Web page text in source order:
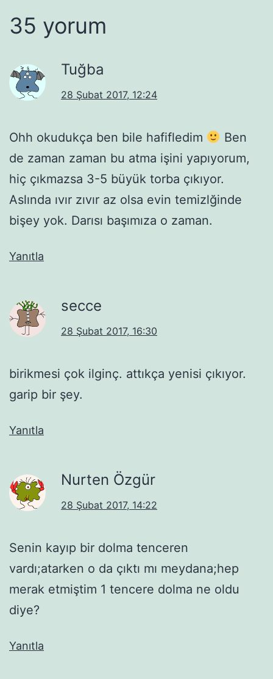
35 yorum
Tuğba
28 Şubat 2017, 12:24
Ohh okudukça ben bile hafifledim
Ben
de zaman zaman bu atma işini yapıyorum,
hiç çıkmazsa 3-5 büyük torba çıkıyor.
Aslında ıvır zıvır az olsa evin temizlğinde
bişey yok. Darısı başımıza o zaman.
Yanıtla
secce
28 Şubat 2017, 16:30
birikmesi çok ilginç. attıkça yenisi çıkıyor.
garip bir şey.
Yanıtla
Nurten Özgür
28 Şubat 2017, 14:22
Senin kayıp bir dolma tenceren
vardı;atarken o da çıktı mı meydana;hep
merak etmiştim 1 tencere dolma ne oldu
diye?
Yanıtla